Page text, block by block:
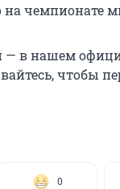
на чемпионате
— в нашем
чтобы
0